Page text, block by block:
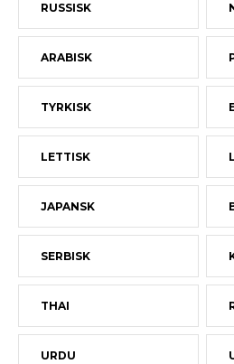
RUSSISK
ARABISK
TYRKISK
LETTISK
JAPANSK
SERBISK
THAI
URDU